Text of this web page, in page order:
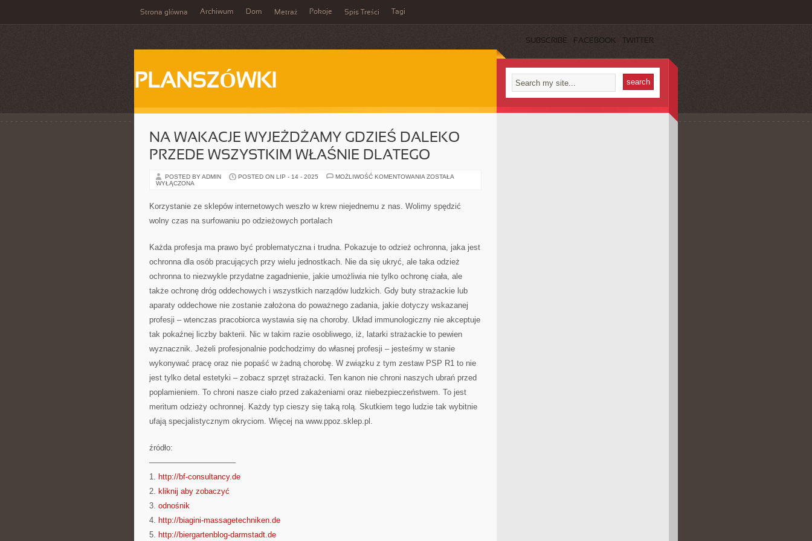
Strona główna Archiwum Dom Metraż Pokoje Spis Treści Tagi
SUBSCRIBE FACEBOOK TWITTER
PLANSZÓWKI
NA WAKACJE WYJEŻDŻAMY GDZIEŚ DALEKO
PRZEDE WSZYSTKIM WŁAŚNIE DLATEGO
POSTED BY ADMIN POSTED ON LIP - 14 - 2025 MOŻLIWOŚĆ KOMENTOWANIA NA
DALEKO
PRZEDE
ZOSTAŁA
WYŁĄCZONA
Korzystanie ze sklepów internetowych weszło w krew niejednemu z nas. Wolimy spędzić
wolny czas na surfowaniu po odzieżowych portalach
Każda profesja ma prawo być problematyczna i trudna. Pokazuje to odzież ochronna, jaka jest
ochronna dla osób pracujących przy wielu jednostkach. Nie da się ukryć, ale taka odzież
ochronna to niezwykle przydatne zagadnienie, jakie umożliwia nie tylko ochronę ciała, ale
także ochronę dróg oddechowych i wszystkich narządów ludzkich. Gdy buty strażackie lub
aparaty oddechowe nie zostanie założona do poważnego zadania, jakie dotyczy wskazanej
profesji – wtenczas pracobiorca wystawia się na choroby. Układ immunologiczny nie akceptuje
tak pokaźnej liczby bakterii. Nic w takim razie osobliwego, iż, latarki strażackie to pewien
wyznacznik. Jeżeli profesjonalnie podchodzimy do własnej profesji – jesteśmy w stanie
wykonywać pracę oraz nie popaść w żadną chorobę. W związku z tym zestaw PSP R1 to nie
jest tylko detal estetyki – zobacz sprzęt strażacki. Ten kanon nie chroni naszych ubrań przed
poplamieniem. To chroni nasze ciało przed zakażeniami oraz niebezpieczeństwem. To jest
meritum odzieży ochronnej. Każdy typ cieszy się taką rolą. Skutkiem tego ludzie tak wybitnie
ufają specjalistycznym okryciom. Więcej na www.ppoz.sklep.pl.
źródło:
———————————
1. http://bf-consultancy.de
2. kliknij aby zobaczyć
3. odnośnik
4. http://biagini-massagetechniken.de
5. http://biergartenblog-darmstadt.de